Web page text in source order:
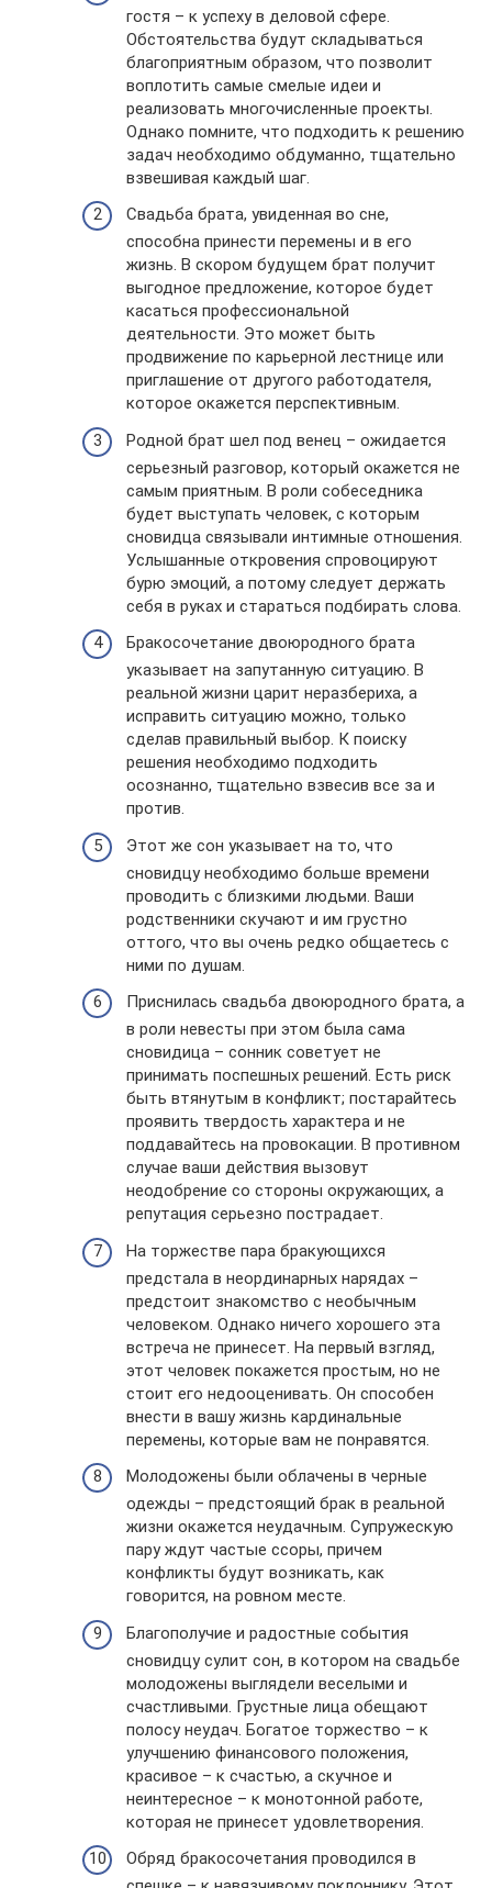
гостя – к успеху в деловой сфере.
Обстоятельства будут складываться
благоприятным образом, что позволит
воплотить самые смелые идеи и
реализовать многочисленные проекты.
Однако помните, что подходить к решению
задач необходимо обдуманно, тщательно
взвешивая каждый шаг.
Свадьба брата, увиденная во сне,
способна принести перемены и в его
жизнь. В скором будущем брат получит
выгодное предложение, которое будет
касаться профессиональной
деятельности. Это может быть
продвижение по карьерной лестнице или
приглашение от другого работодателя,
которое окажется перспективным.
Родной брат шел под венец – ожидается
серьезный разговор, который окажется не
самым приятным. В роли собеседника
будет выступать человек, с которым
сновидца связывали интимные отношения.
Услышанные откровения спровоцируют
бурю эмоций, а потому следует держать
себя в руках и стараться подбирать слова.
Бракосочетание двоюродного брата
указывает на запутанную ситуацию. В
реальной жизни царит неразбериха, а
исправить ситуацию можно, только
сделав правильный выбор. К поиску
решения необходимо подходить
осознанно, тщательно взвесив все за и
против.
Этот же сон указывает на то, что
сновидцу необходимо больше времени
проводить с близкими людьми. Ваши
родственники скучают и им грустно
оттого, что вы очень редко общаетесь с
ними по душам.
Приснилась свадьба двоюродного брата, а
в роли невесты при этом была сама
сновидица – сонник советует не
принимать поспешных решений. Есть риск
быть втянутым в конфликт; постарайтесь
проявить твердость характера и не
поддавайтесь на провокации. В противном
случае ваши действия вызовут
неодобрение со стороны окружающих, а
репутация серьезно пострадает.
На торжестве пара бракующихся
предстала в неординарных нарядах –
предстоит знакомство с необычным
человеком. Однако ничего хорошего эта
встреча не принесет. На первый взгляд,
этот человек покажется простым, но не
стоит его недооценивать. Он способен
внести в вашу жизнь кардинальные
перемены, которые вам не понравятся.
Молодожены были облачены в черные
одежды – предстоящий брак в реальной
жизни окажется неудачным. Супружескую
пару ждут частые ссоры, причем
конфликты будут возникать, как
говорится, на ровном месте.
Благополучие и радостные события
сновидцу сулит сон, в котором на свадьбе
молодожены выглядели веселыми и
счастливыми. Грустные лица обещают
полосу неудач. Богатое торжество – к
улучшению финансового положения,
красивое – к счастью, а скучное и
неинтересное – к монотонной работе,
которая не принесет удовлетворения.
Обряд бракосочетания проводился в